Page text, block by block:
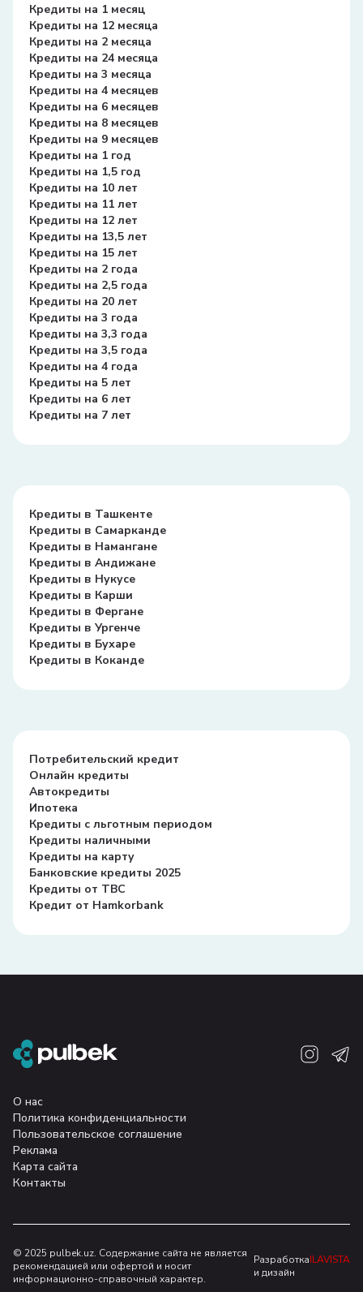
Кредиты на 1 месяц
Кредиты на 12 месяца
Кредиты на 2 месяца
Кредиты на 24 месяца
Кредиты на 3 месяца
Кредиты на 4 месяцев
Кредиты на 6 месяцев
Кредиты на 8 месяцев
Кредиты на 9 месяцев
Кредиты на 1 год
Кредиты на 1,5 год
Кредиты на 10 лет
Кредиты на 11 лет
Кредиты на 12 лет
Кредиты на 13,5 лет
Кредиты на 15 лет
Кредиты на 2 года
Кредиты на 2,5 года
Кредиты на 20 лет
Кредиты на 3 года
Кредиты на 3,3 года
Кредиты на 3,5 года
Кредиты на 4 года
Кредиты на 5 лет
Кредиты на 6 лет
Кредиты на 7 лет
Кредиты в Ташкенте
Кредиты в Самарканде
Кредиты в Намангане
Кредиты в Андижане
Кредиты в Нукусе
Кредиты в Карши
Кредиты в Фергане
Кредиты в Ургенче
Кредиты в Бухаре
Кредиты в Коканде
Потребительский кредит
Онлайн кредиты
Автокредиты
Ипотека
Кредиты с льготным периодом
Кредиты наличными
Кредиты на карту
Банковские кредиты 2025
Кредиты от TBC
Кредит от Hamkorbank
О нас
Политика конфиденциальности
Пользовательское соглашение
Реклама
Карта сайта
Контакты
© 2025 pulbek.uz. Содержание сайта не является
рекомендацией или офертой и носит
информационно-справочный характер.
Разработка
и дизайн
ILAVISTA